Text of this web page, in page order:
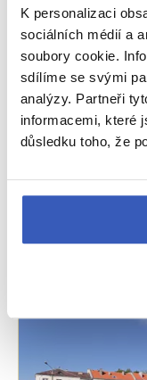
K personalizaci
sociálních médií a
soubory cookie.
sdílíme se svými
analýzy. Partneři
informacemi, které
důsledku toho, že
Oblíbená
Palác Izraele
dům
muzea